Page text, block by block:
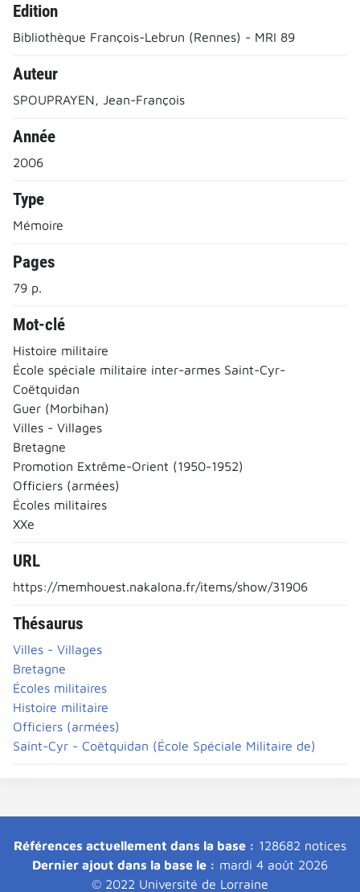
Edition
Bibliothèque François-Lebrun (Rennes) - MRI 89
Auteur
SPOUPRAYEN, Jean-François
Année
2006
Type
Mémoire
Pages
79 p.
Mot-clé
Histoire militaire
École spéciale militaire inter-armes Saint-Cyr-
Coëtquidan
Guer (Morbihan)
Villes - Villages
Bretagne
Promotion Extrême-Orient (1950-1952)
Officiers (armées)
Écoles militaires
XXe
URL
https://memhouest.nakalona.fr/items/show/31906
Thésaurus
Villes - Villages
Bretagne
Écoles militaires
Histoire militaire
Officiers (armées)
Saint-Cyr - Coëtquidan (École Spéciale Militaire de)
Références actuellement dans la base : 128682 notices
Dernier ajout dans la base le : mardi 4 août 2026
© 2022 Université de Lorraine